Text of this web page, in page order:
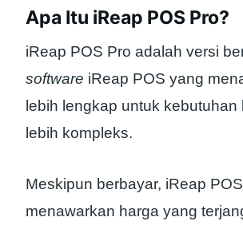
Apa Itu iReap POS Pro?
iReap POS Pro adalah versi
software iReap POS yang
lebih lengkap untuk kebutuhan
lebih kompleks.
Meskipun berbayar, iReap
menawarkan harga yang